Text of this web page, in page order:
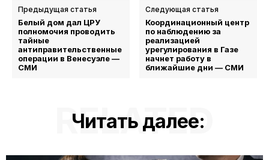
Предыдущая статья
Белый дом дал ЦРУ
полномочия проводить
тайные
антиправительственные
операции в Венесуэле —
СМИ
Следующая статья
Координационный центр
по наблюдению за
реализацией
урегулирования в Газе
начнет работу в
ближайшие дни — СМИ
Читать далее:
RELATED